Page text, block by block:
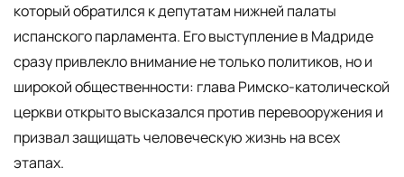
который обратился к депутатам нижней палаты
испанского парламента. Его выступление в Мадриде
сразу привлекло внимание не только политиков, но и
широкой общественности: глава Римско-католической
церкви открыто высказался против перевооружения и
призвал защищать человеческую жизнь на всех
этапах.